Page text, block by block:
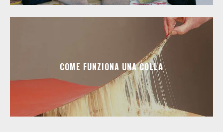
COME FUNZIONA UNA COLLA